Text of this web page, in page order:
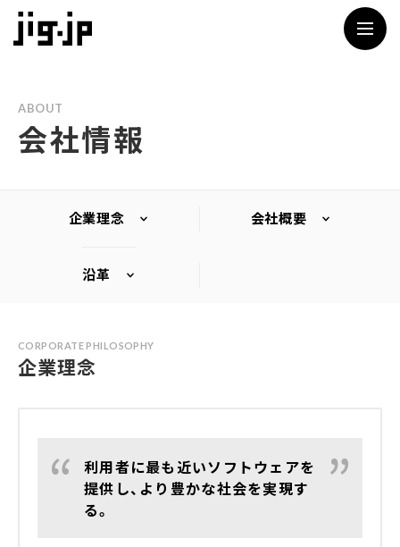
ABOUT
会社情報
企業理念 会社概要
沿革
CORPORATE PHILOSOPHY
企業理念
利用者に最も近いソフトウェアを
提供し、より豊かな社会を実現す
る。